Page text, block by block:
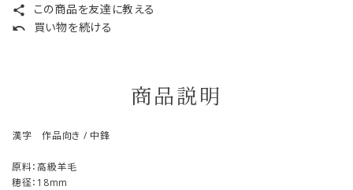
share この商品を友達に教える
undo 買い物を続ける
商品説明
漢字 作品向き / 中鋒
原料：高級羊毛
穂径：18mm